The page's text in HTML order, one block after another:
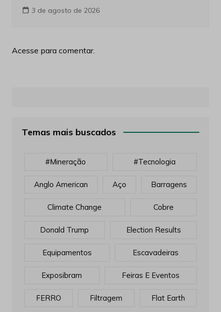
3 de agosto de 2026
Acesse para comentar.
Temas mais buscados
#mineração #tecnologia
Anglo American Aço Barragens
Climate Change Cobre
Donald Trump Election Results
Equipamentos Escavadeiras
Exposibram Feiras E Eventos
FERRO Filtragem Flat Earth